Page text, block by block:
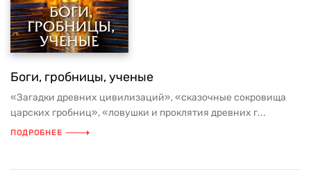
Боги, гробницы, ученые
«Загадки древних цивилизаций», «сказочные сокровища
царских гробниц», «ловушки и проклятия древних г...
ПОДРОБНЕЕ